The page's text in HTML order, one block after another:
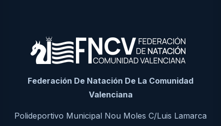
Federación De Natación De La Comunidad
Valenciana
Polideportivo Municipal Nou Moles C/Luis Lamarca